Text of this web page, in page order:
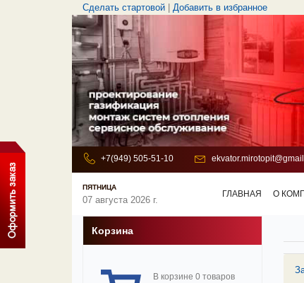
Сделать стартовой Добавить в избранное
+7(949) 505-51-10
ПЯТНИЦА
07 августа 2026 г.
ГЛАВНАЯ О
Корзина
В корзине 0 товаров